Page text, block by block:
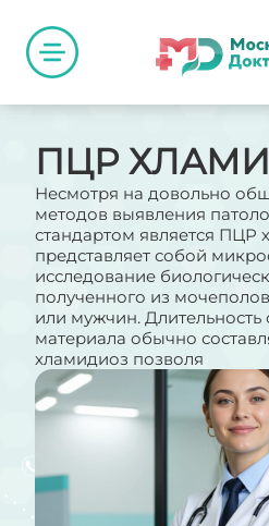
ПЦР
Несмотря на довольно
методов выявления
стандартом является ПЦР
представляет собой
исследование
полученного из
или мужчин. Длительность
материала обычно
хламидиоз позволя